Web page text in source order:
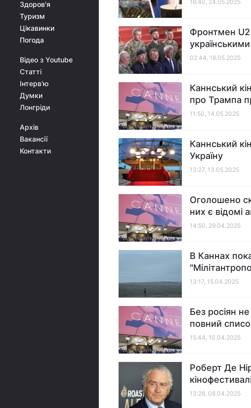
Здоров'я
Туризм
Цікавинки
Погода
Відео з Youtube
Статті
Інтерв'ю
Думки
Лонгріди
Архів
Вакансії
Контакти
16:40, 24.05.2025
Фронтмен U2
02:44, 18.05.2025
Каннський
про Трампа
11:50, 14.05.2025
Каннський
Україну
13:27, 13.05.2025
Оголошено
них є відомі
14:50, 29.04.2025
В Каннах
13:17, 15.04.2025
Без росіян
повний
15:44, 10.04.2025
Роберт Де
13:28, 08.04.2025